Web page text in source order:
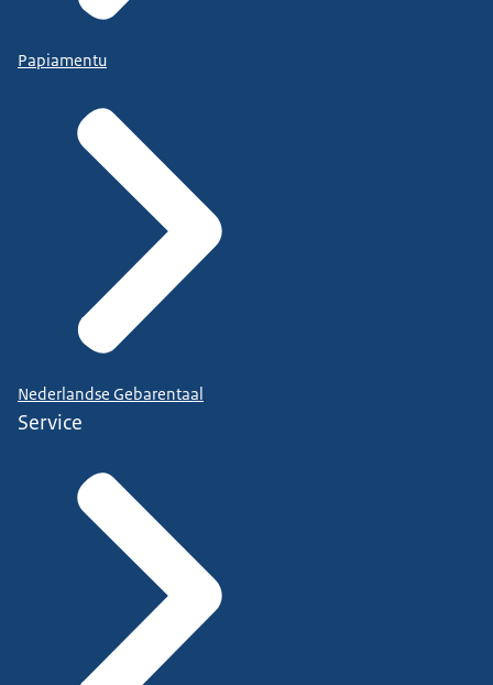
Papiamentu
Nederlandse Gebarentaal
Service